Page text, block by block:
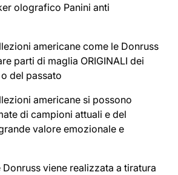
olografico Panini anti
americane come le Donruss
parti di maglia ORIGINALI dei
del passato
americane si possono
di campioni attuali e del
valore emozionale e
viene realizzata a tiratura